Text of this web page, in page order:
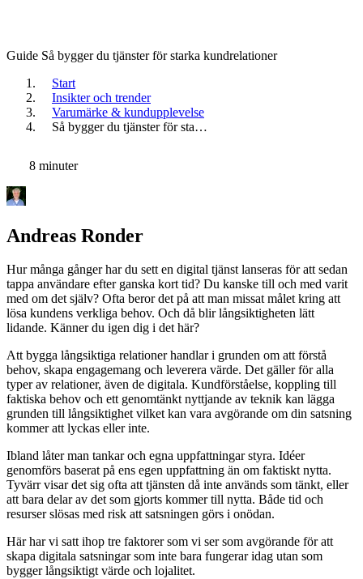
Guide Så bygger du tjänster för starka kundrelationer
Start
Insikter och trender
Varumärke & kundupplevelse
Så bygger du tjänster för sta…
8 minuter
Andreas Ronder
Hur många gånger har du sett en digital tjänst lanseras för att sedan
tappa användare efter ganska kort tid? Du kanske till och med varit
med om det själv? Ofta beror det på att man missat målet kring att
lösa kundens verkliga behov. Och då blir långsiktigheten lätt
lidande. Känner du igen dig i det här?
Att bygga långsiktiga relationer handlar i grunden om att förstå
behov, skapa engagemang och leverera värde. Det gäller för alla
typer av relationer, även de digitala. Kundförståelse, koppling till
faktiska behov och ett genomtänkt nyttjande av teknik kan lägga
grunden till långsiktighet vilket kan vara avgörande om din satsning
kommer att lyckas eller inte.
Ibland låter man tankar och egna uppfattningar styra. Idéer
genomförs baserat på ens egen uppfattning än om faktiskt nytta.
Tyvärr visar det sig ofta att tjänsten då inte används som tänkt, eller
att bara delar av det som gjorts kommer till nytta. Både tid och
resurser slösas med risk att satsningen görs i onödan.
Här har vi satt ihop tre faktorer som vi ser som avgörande för att
skapa digitala satsningar som inte bara fungerar idag utan som
bygger långsiktigt värde och lojalitet.